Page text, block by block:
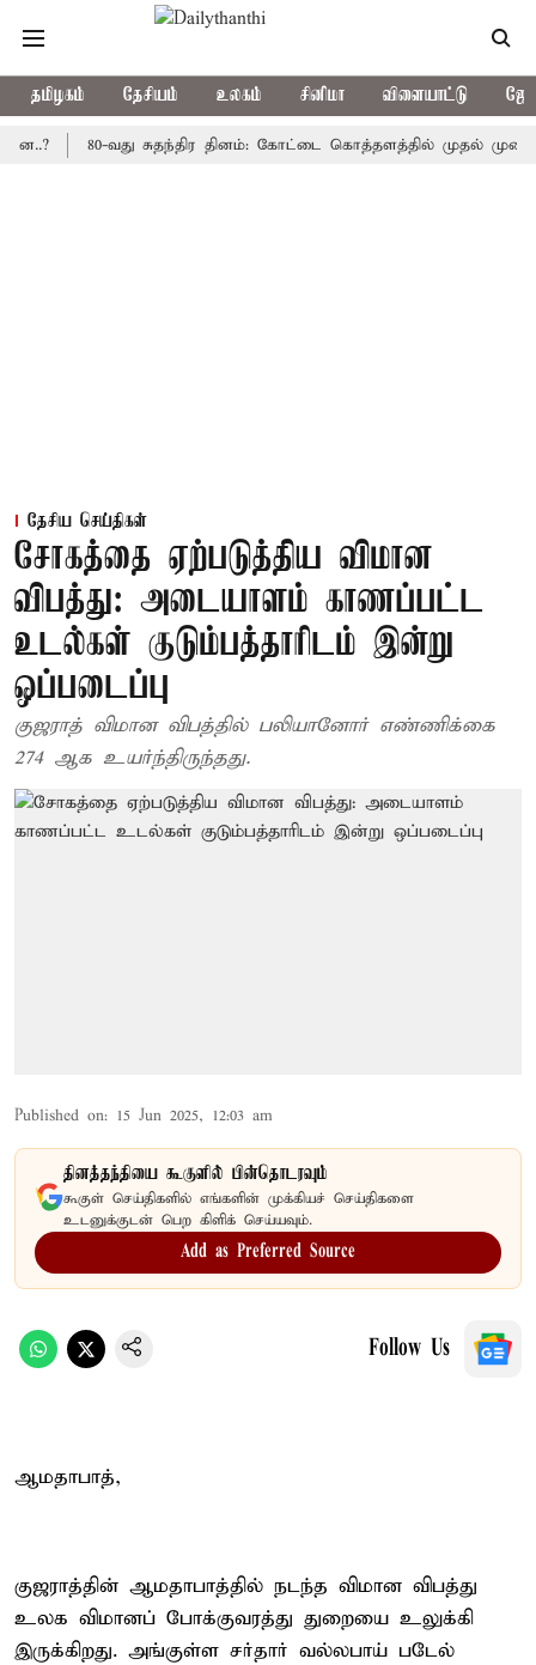
தமிழகம் தேசியம் உலகம் சினிமா விளையாட்டு
80-வது சுதந்திர தினம்: கோட்டை கொத்தளத்தில் முதல் முறையாக
தேசிய செய்திகள்
சோகத்தை ஏற்படுத்திய விமான
விபத்து: அடையாளம் காணப்பட்ட
உடல்கள் குடும்பத்தாரிடம் இன்று
ஒப்படைப்பு
குஜராத் விமான விபத்தில் பலியானோர் எண்ணிக்கை
274 ஆக உயர்ந்திருந்தது.
Published on: 15 Jun 2025, 12:03 am
தினத்தந்தியை கூகுளில் பின்தொடரவும்
கூகுள் செய்திகளில் எங்களின் முக்கியச் செய்திகளை
உடனுக்குடன் பெற கிளிக் செய்யவும்.
Add as Preferred Source
Follow Us
ஆமதாபாத்,
குஜராத்தின் ஆமதாபாத்தில் நடந்த விமான விபத்து
உலக விமானப் போக்குவரத்து துறையை உலுக்கி
இருக்கிறது. அங்குள்ள சர்தார் வல்லபாய் படேல்